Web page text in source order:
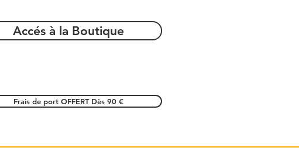
Accés à la Boutique
Frais de port OFFERT Dès 90 €